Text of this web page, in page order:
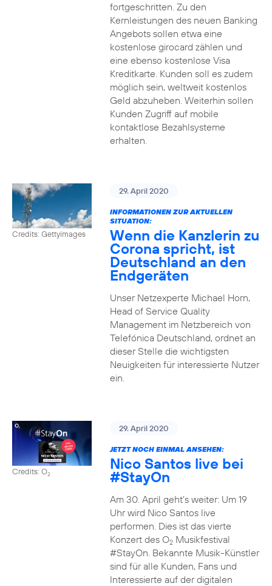
fortgeschritten. Zu den
Kernleistungen des neuen Banking
Angebots sollen etwa eine
kostenlose girocard zählen und
eine ebenso kostenlose Visa
Kreditkarte. Kunden soll es zudem
möglich sein, weltweit kostenlos
Geld abzuheben. Weiterhin sollen
Kunden Zugriff auf mobile
kontaktlose Bezahlsysteme
erhalten.
Credits: Gettyimages
29. April 2020
INFORMATIONEN ZUR AKTUELLEN
SITUATION:
Wenn die Kanzlerin zu
Corona spricht, ist
Deutschland an den
Endgeräten
Unser Netzexperte Michael Horn,
Head of Service Quality
Management im Netzbereich von
Telefónica Deutschland, ordnet an
dieser Stelle die wichtigsten
Neuigkeiten für interessierte Nutzer
ein.
Credits: O2
29. April 2020
JETZT NOCH EINMAL ANSEHEN:
Nico Santos live bei
#StayOn
Am 30. April geht’s weiter: Um 19
Uhr wird Nico Santos live
performen. Dies ist das vierte
Konzert des O2Musikfestival
#StayOn. Bekannte Musik-Künstler
sind für alle Kunden, Fans und
Interessierte auf der digitalen